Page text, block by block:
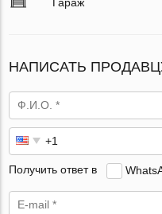
НАПИСАТЬ
Получить ответ в